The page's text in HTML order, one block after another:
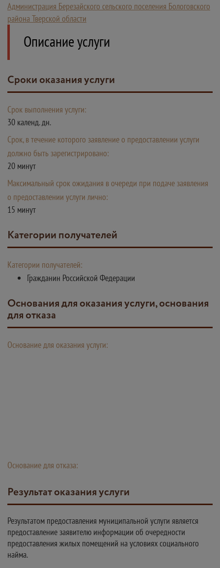
Администрация Березайского сельского поселения Бологовского
района Тверской области
Описание услуги
Сроки оказания услуги
Срок выполнения услуги:
30 календ. дн.
Срок, в течение которого заявление о предоставлении услуги
должно быть зарегистрировано:
20 минут
Максимальный срок ожидания в очереди при подаче заявления
о предоставлении услуги лично:
15 минут
Категории получателей
Категории получателей:
Гражданин Российской Федерации
Основания для оказания услуги, основания
для отказа
Основание для оказания услуги:
Основание для отказа:
Результат оказания услуги
Результатом предоставления муниципальной услуги является
предоставление заявителю информации об очередности
предоставления жилых помещений на условиях социального
найма.